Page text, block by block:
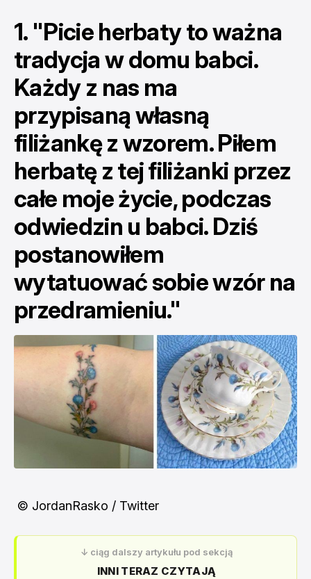
1. "Picie herbaty to ważna
tradycja w domu babci.
Każdy z nas ma
przypisaną własną
filiżankę z wzorem. Piłem
herbatę z tej filiżanki przez
całe moje życie, podczas
odwiedzin u babci. Dziś
postanowiłem
wytatuować sobie wzór na
przedramieniu."
© JordanRasko / Twitter
↓ ciąg dalszy artykułu pod sekcją
INNI TERAZ CZYTAJĄ